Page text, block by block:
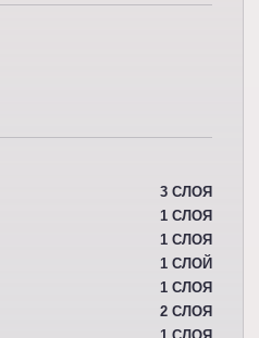
3 СЛОЯ
1 СЛОЯ
1 СЛОЯ
1 СЛОЙ
1 СЛОЯ
2 СЛОЯ